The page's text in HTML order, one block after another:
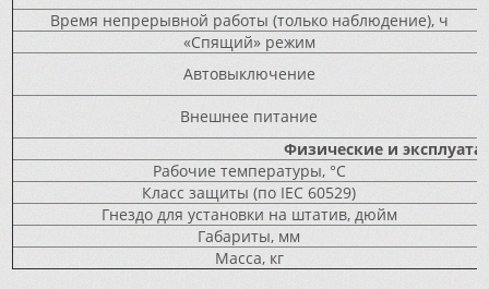
Время непрерывной работы (только наблюдение), ч
«Спящий» режим
Автовыключение
Внешнее питание
Физические и
Рабочие температуры, °C
Класс защиты (по IEC 60529)
Гнездо для установки на штатив, дюйм
Габариты, мм
Масса, кг